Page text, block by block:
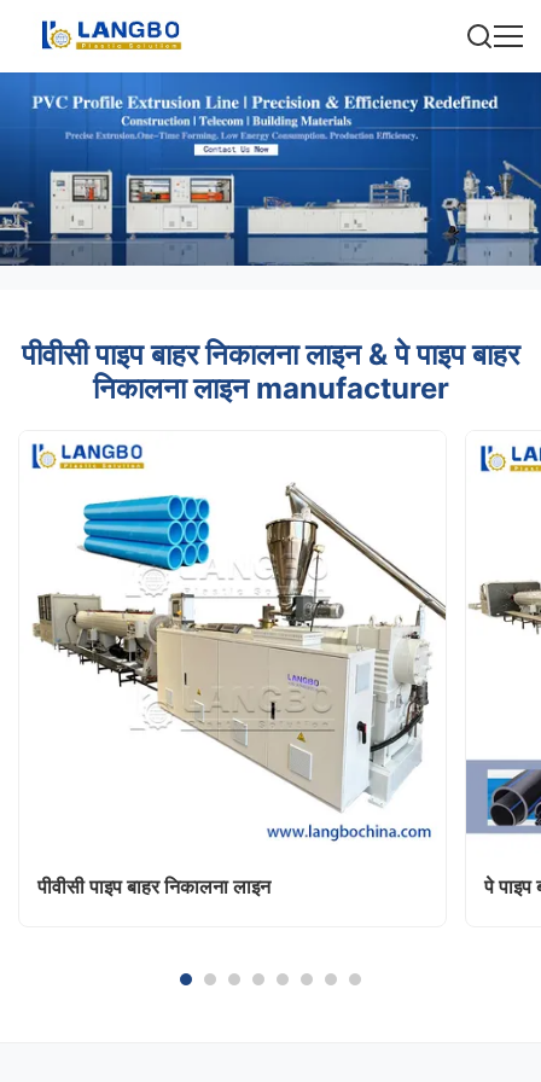
पीवीसी पाइप बाहर निकालना लाइन & पे पाइप बाहर
निकालना लाइन manufacturer
पीवीसी पाइप बाहर निकालना लाइन पे पाइप